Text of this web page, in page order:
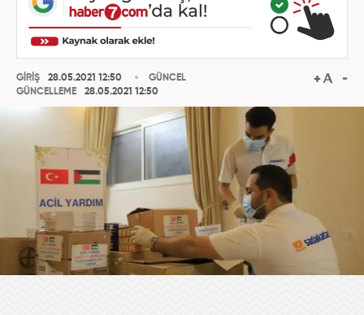
GİRİŞ
28.05.2021 12:50
GÜNCELLEME
28.05.2021 12:50
GÜNCEL